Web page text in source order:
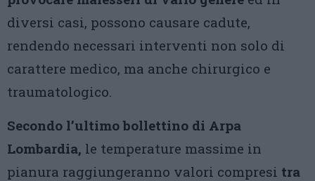
diversi casi, possono causare cadute,
rendendo necessari interventi non solo di
carattere medico, ma anche chirurgico e
traumatologico.
Secondo l’ultimo bollettino di Arpa
Lombardia, le temperature massime in
pianura raggiungeranno valori compresi tra